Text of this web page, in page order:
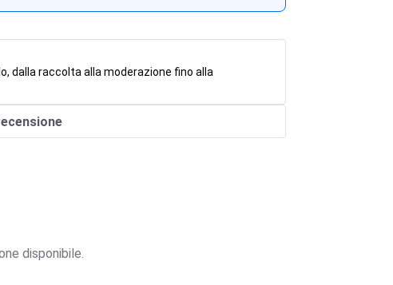
dalla raccolta alla moderazione fino alla
disponibile.